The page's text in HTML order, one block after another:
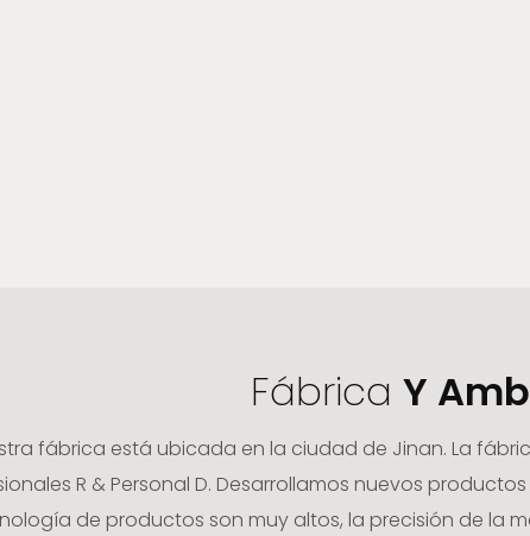
Fábrica Y
fábrica está ubicada en la ciudad de Jinan. La
R & Personal D. Desarrollamos nuevos
de productos son muy altos, la precisión de la